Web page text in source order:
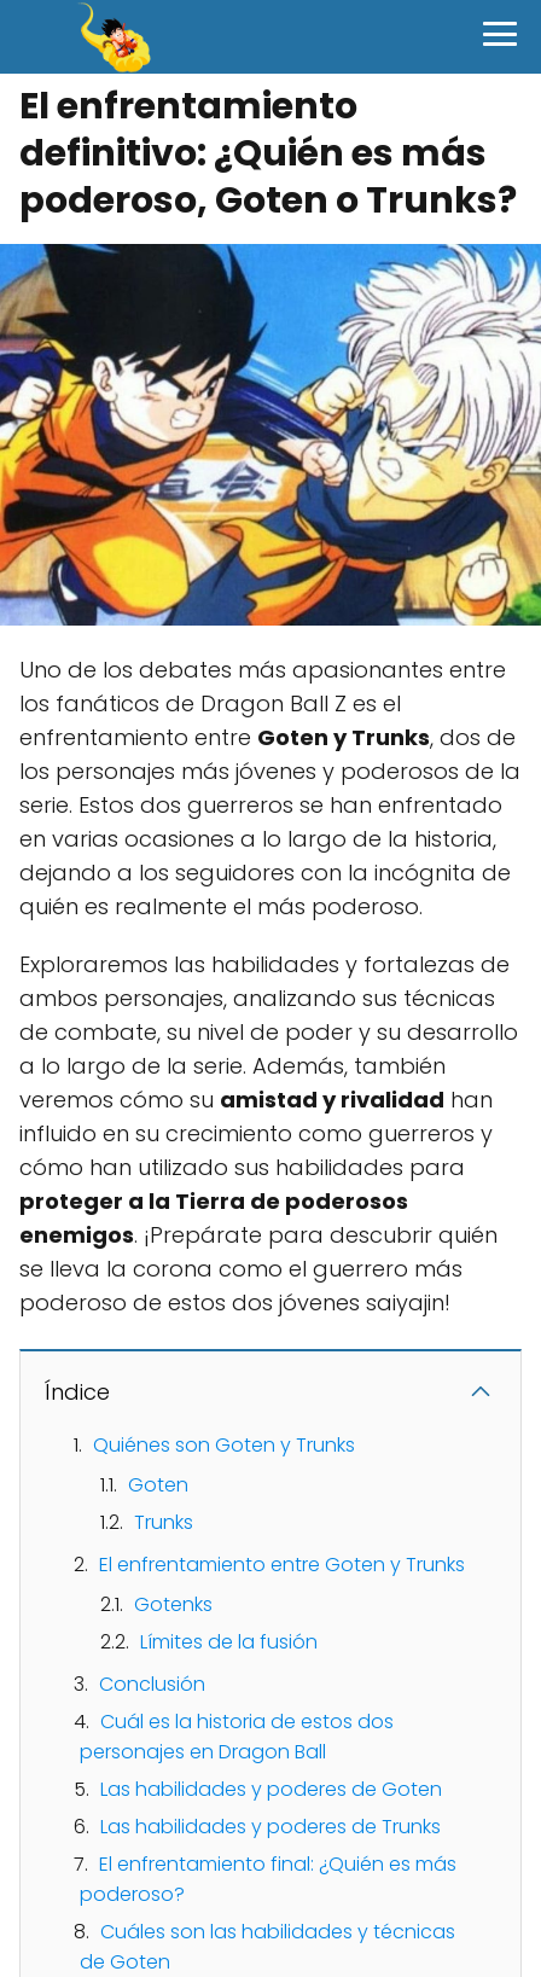
El enfrentamiento
definitivo: ¿Quién es más
poderoso, Goten o Trunks?
Uno de los debates más apasionantes entre
los fanáticos de Dragon Ball Z es el
enfrentamiento entre Goten y Trunks, dos de
los personajes más jóvenes y poderosos de la
serie. Estos dos guerreros se han enfrentado
en varias ocasiones a lo largo de la historia,
dejando a los seguidores con la incógnita de
quién es realmente el más poderoso.
Exploraremos las habilidades y fortalezas de
ambos personajes, analizando sus técnicas
de combate, su nivel de poder y su desarrollo
a lo largo de la serie. Además, también
veremos cómo su amistad y rivalidad han
influido en su crecimiento como guerreros y
cómo han utilizado sus habilidades para
proteger a la Tierra de poderosos
enemigos. ¡Prepárate para descubrir quién
se lleva la corona como el guerrero más
poderoso de estos dos jóvenes saiyajin!
Índice
Quiénes son Goten y Trunks
Goten
Trunks
El enfrentamiento entre Goten y Trunks
Gotenks
Límites de la fusión
Conclusión
Cuál es la historia de estos dos
personajes en Dragon Ball
Las habilidades y poderes de Goten
Las habilidades y poderes de Trunks
El enfrentamiento final: ¿Quién es más
poderoso?
Cuáles son las habilidades y técnicas
de Goten